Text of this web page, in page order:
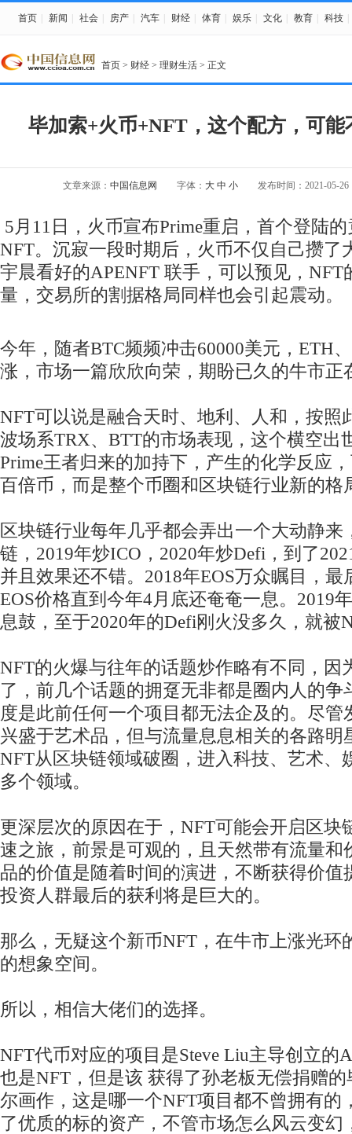
首页 新闻 社会 房产 汽车 财经 体育 娱乐 文化 教育 科技
首页 > 财经 > 理财生活 > 正文
毕加索+火币+NFT，这个配方，可能
文章来源： 中国信息网 字体： 大 中 小 发布时间：2021-05-26
5月11日，火币宣布Prime重启，首个登陆
NFT。沉寂一段时期后，火币不仅自己攒了
宇晨看好的APENFT 联手，可以预见，NFT
量，交易所的割据格局同样也会引起震动。
今年，随者BTC频频冲击60000美元，ETH
涨，市场一篇欣欣向荣，期盼已久的牛市正
NFT可以说是融合天时、地利、人和，按照
波场系TRX、BTT的市场表现，这个横空出
Prime王者归来的加持下，产生的化学反应
百倍币，而是整个币圈和区块链行业新的格
区块链行业每年几乎都会弄出一个大动静来
链，2019年炒ICO，2020年炒Defi，到了
并且效果还不错。2018年EOS万众瞩目，
EOS价格直到今年4月底还奄奄一息。2019
息鼓，至于2020年的Defi刚火没多久，就被
NFT的火爆与往年的话题炒作略有不同，因
了，前几个话题的拥趸无非都是圈内人的争
度是此前任何一个项目都无法企及的。尽管
兴盛于艺术品，但与流量息息相关的各路明
NFT从区块链领域破圈，进入科技、艺术、
多个领域。
更深层次的原因在于，NFT可能会开启区块
速之旅，前景是可观的，且天然带有流量和
品的价值是随着时间的演进，不断获得价值
投资人群最后的获利将是巨大的。
那么，无疑这个新币NFT，在牛市上涨光环
的想象空间。
所以，相信大佬们的选择。
NFT代币对应的项目是Steve Liu主导创立的
也是NFT，但是该 获得了孙老板无偿捐赠的
尔画作，这是哪一个NFT项目都不曾拥有的
了优质的标的资产，不管市场怎么风云变幻